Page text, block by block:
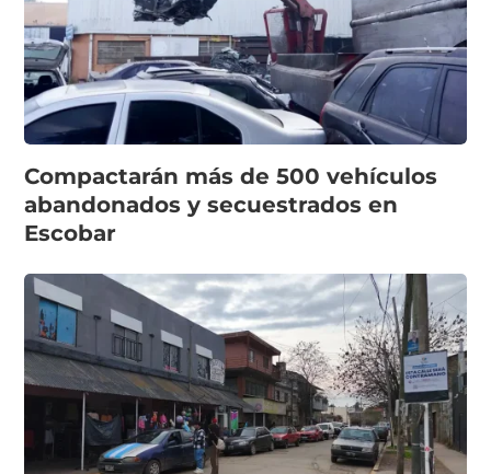
Compactarán más de 500 vehículos
abandonados y secuestrados en
Escobar